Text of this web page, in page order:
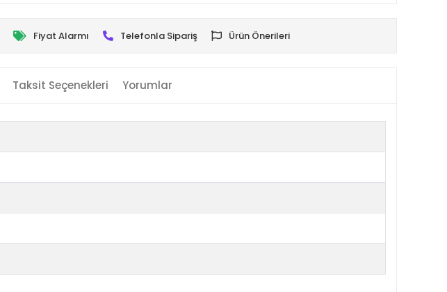
Fiyat Alarmı Telefonla Sipariş Ürün Önerileri
Taksit Seçenekleri Yorumlar